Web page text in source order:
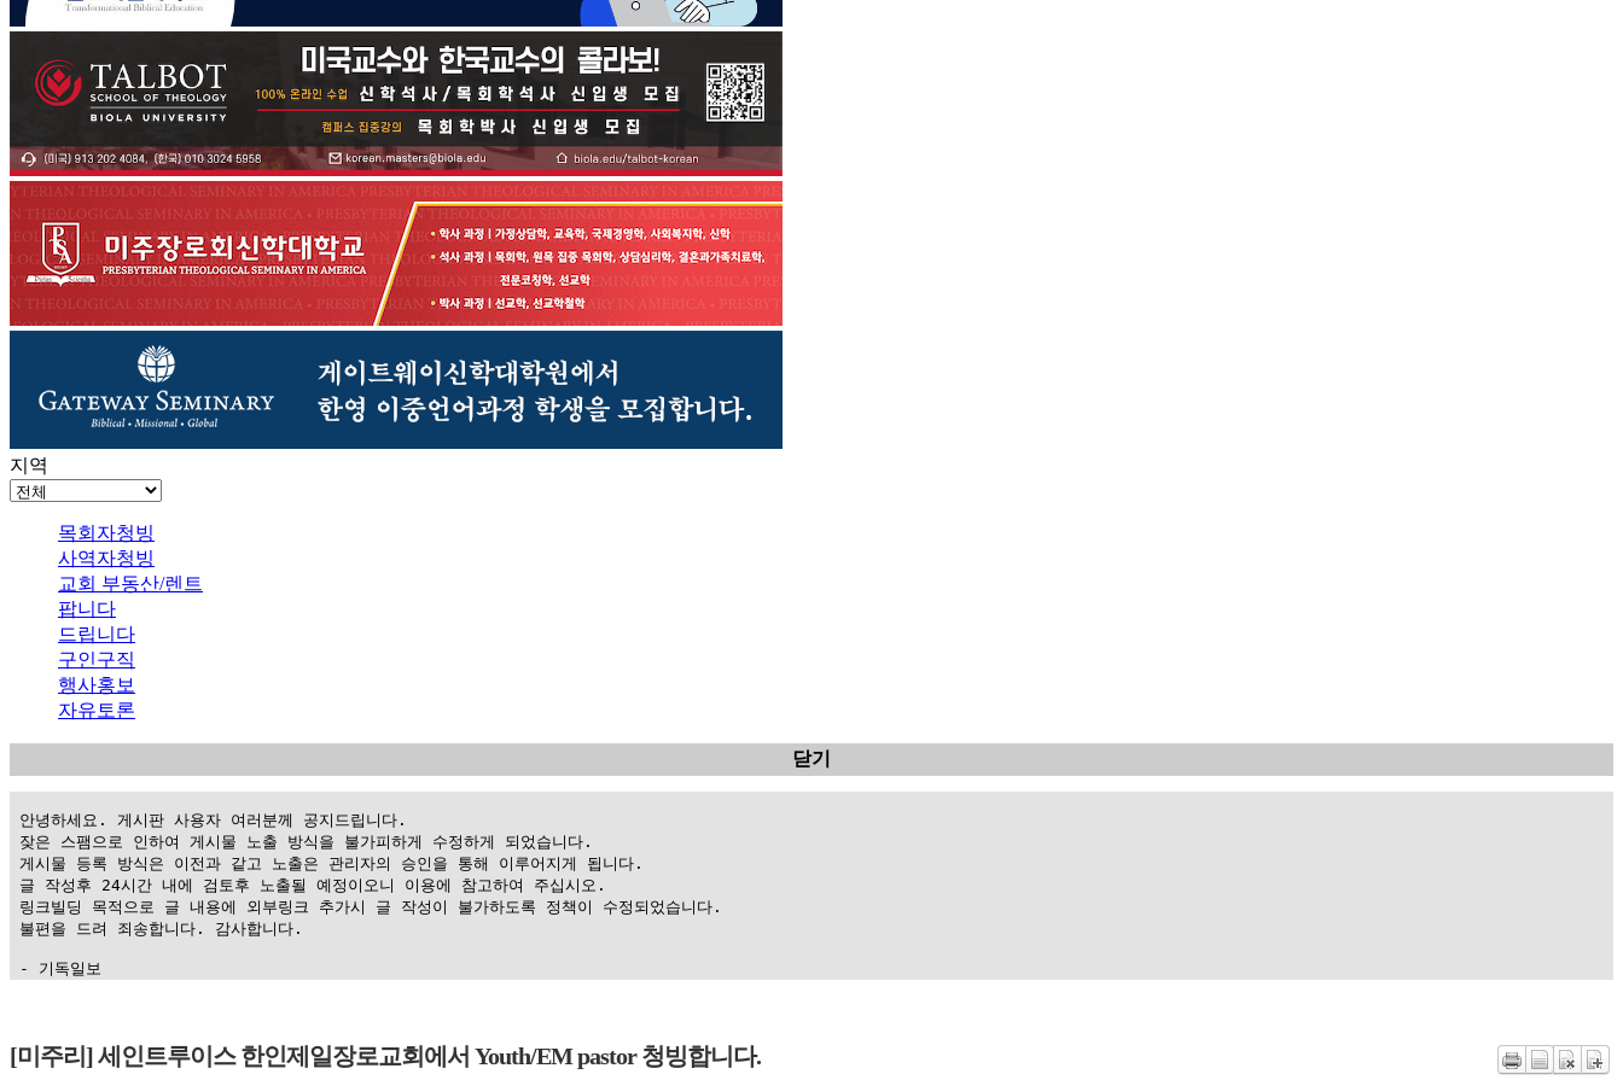
지역
목회자청빙
사역자청빙
교회 부동산/렌트
팝니다
드립니다
구인구직
행사홍보
자유토론
닫기
안녕하세요. 게시판 사용자 여러분께 공지드립니다.
잦은 스팸으로 인하여 게시물 노출 방식을 불가피하게 수정하게 되었습니다.
게시물 등록 방식은 이전과 같고 노출은 관리자의 승인을 통해 이루어지게 됩니다.
글 작성후 24시간 내에 검토후 노출될 예정이오니 이용에 참고하여 주십시오.
링크빌딩 목적으로 글 내용에 외부링크 추가시 글 작성이 불가하도록 정책이 수정되었습니다.
불편을 드려 죄송합니다. 감사합니다.
- 기독일보
만
[미주리] 세인트루이스 한인제일장로교회에서 Youth/EM pastor 청빙합니다.